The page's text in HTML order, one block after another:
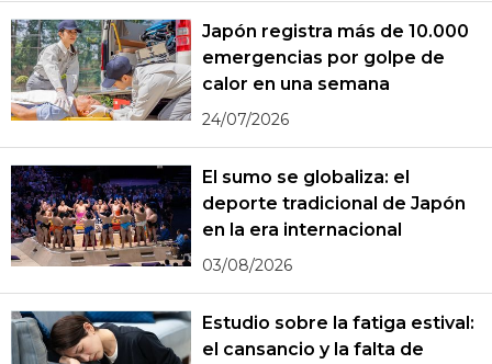
Japón registra más de 10.000
emergencias por golpe de
calor en una semana
24/07/2026
El sumo se globaliza: el
deporte tradicional de Japón
en la era internacional
03/08/2026
Estudio sobre la fatiga estival:
el cansancio y la falta de